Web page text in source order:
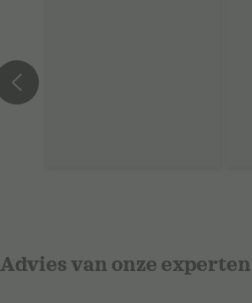
Advies van onze experten